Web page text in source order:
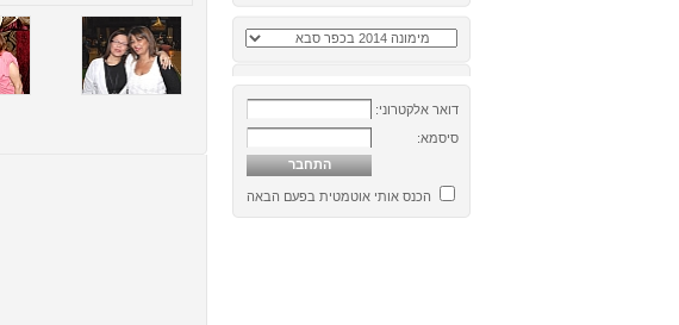
דואר אלקטרוני:
סיסמא:
הכנס אותי אוטמטית בפעם הבאה